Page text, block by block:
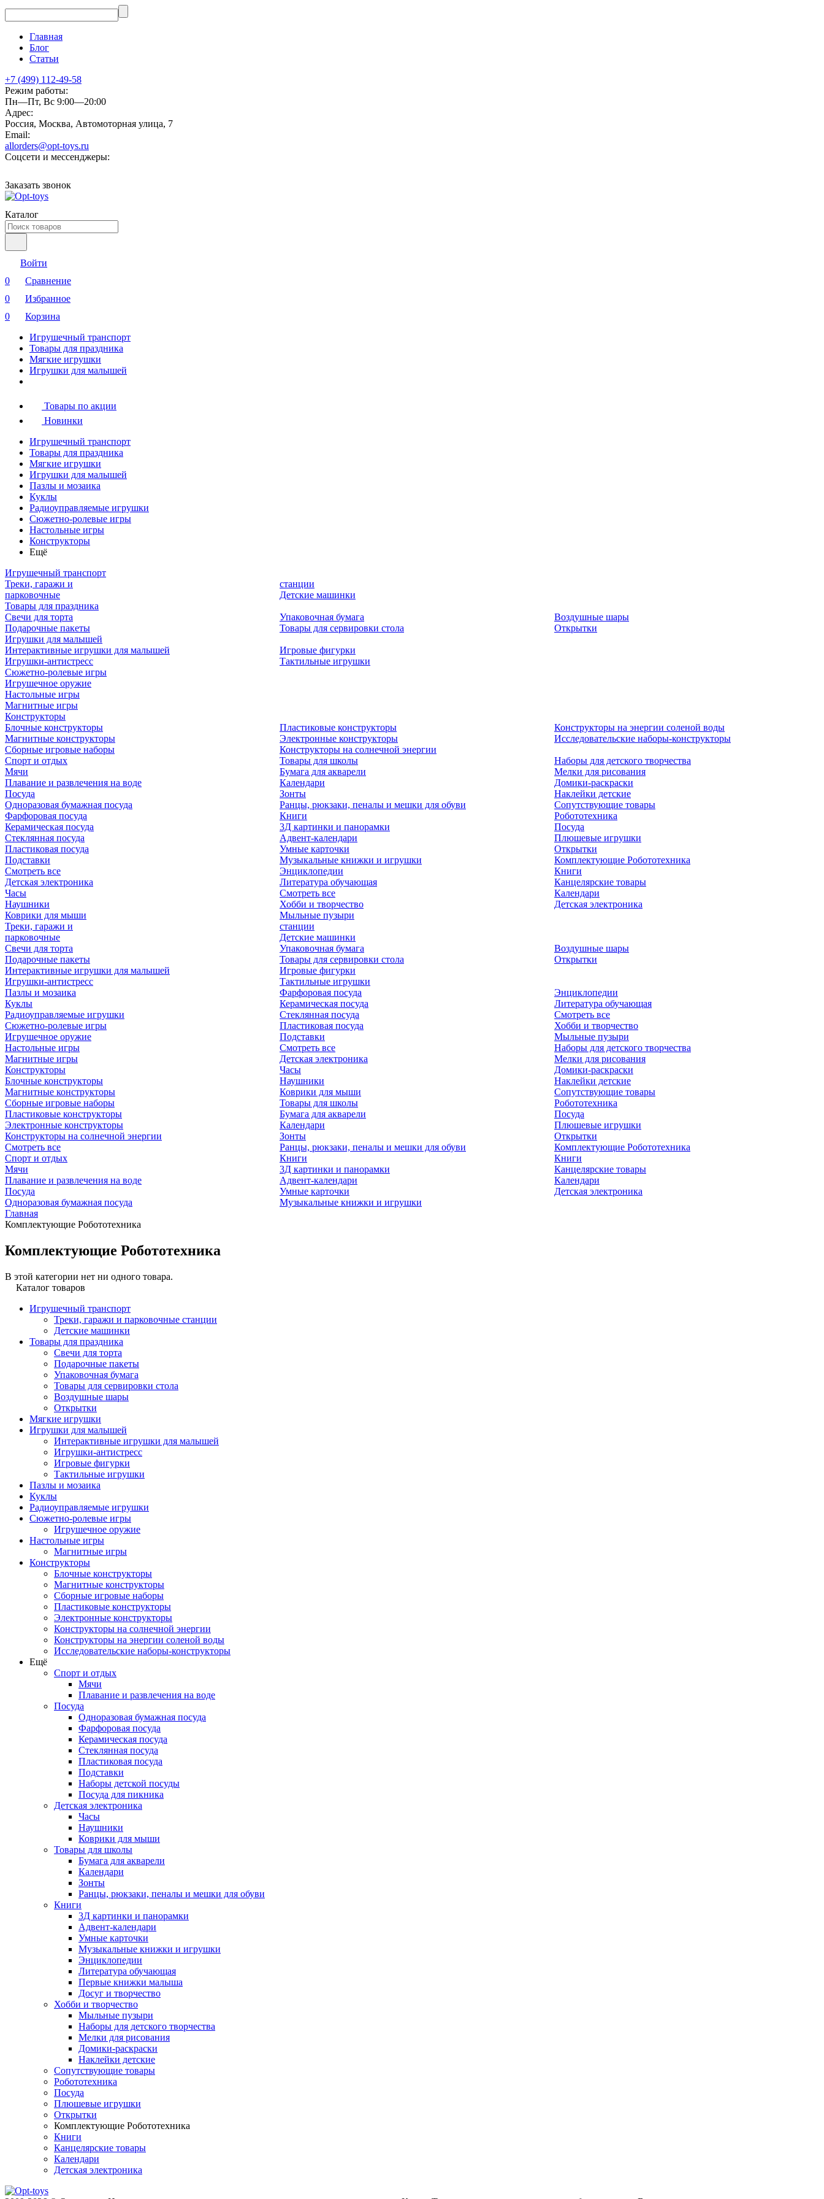
Главная
Блог
Статьи
+7 (499) 112-49-58
Режим работы:
Пн—Пт, Вс 9:00—20:00
Адрес:
Россия, Москва, Автомоторная улица, 7
Email:
allorders@opt-toys.ru
Соцсети и мессенджеры:
Заказать звонок
Каталог
Войти
0
Сравнение
0
Избранное
0
Корзина
Игрушечный транспорт
Товары для праздника
Мягкие игрушки
Игрушки для малышей
Товары по акции
Новинки
Игрушечный транспорт
Товары для праздника
Мягкие игрушки
Игрушки для малышей
Пазлы и мозаика
Куклы
Радиоуправляемые игрушки
Сюжетно-ролевые игры
Настольные игры
Конструкторы
Ещё
Игрушечный транспорт
Треки, гаражи и
парковочные
станции
Детские машинки
Товары для праздника
Свечи для торта
Подарочные пакеты
Упаковочная бумага
Товары для сервировки стола
Воздушные шары
Открытки
Игрушки для малышей
Интерактивные игрушки для малышей
Игрушки-антистресс
Игровые фигурки
Тактильные игрушки
Сюжетно-ролевые игры
Игрушечное оружие
Настольные игры
Магнитные игры
Конструкторы
Блочные конструкторы
Магнитные конструкторы
Сборные игровые наборы
Пластиковые конструкторы
Электронные конструкторы
Конструкторы на солнечной энергии
Конструкторы на энергии соленой воды
Исследовательские наборы-конструкторы
Спорт и отдых
Мячи
Плавание и развлечения на воде
Посуда
Одноразовая бумажная посуда
Фарфоровая посуда
Керамическая посуда
Стеклянная посуда
Пластиковая посуда
Подставки
Смотреть все
Детская электроника
Часы
Наушники
Коврики для мыши
Товары для школы
Бумага для акварели
Календари
Зонты
Ранцы, рюкзаки, пеналы и мешки для обуви
Книги
3Д картинки и панорамки
Адвент-календари
Умные карточки
Музыкальные книжки и игрушки
Энциклопедии
Литература обучающая
Смотреть все
Хобби и творчество
Мыльные пузыри
Наборы для детского творчества
Мелки для рисования
Домики-раскраски
Наклейки детские
Сопутствующие товары
Робототехника
Посуда
Плюшевые игрушки
Открытки
Комплектующие Робототехника
Книги
Канцелярские товары
Календари
Детская электроника
Треки, гаражи и
парковочные
станции
Детские машинки
Свечи для торта
Подарочные пакеты
Упаковочная бумага
Товары для сервировки стола
Воздушные шары
Открытки
Интерактивные игрушки для малышей
Игрушки-антистресс
Игровые фигурки
Тактильные игрушки
Пазлы и мозаика
Куклы
Радиоуправляемые игрушки
Сюжетно-ролевые игры
Игрушечное оружие
Настольные игры
Магнитные игры
Конструкторы
Блочные конструкторы
Магнитные конструкторы
Сборные игровые наборы
Пластиковые конструкторы
Электронные конструкторы
Конструкторы на солнечной энергии
Смотреть все
Спорт и отдых
Мячи
Плавание и развлечения на воде
Посуда
Одноразовая бумажная посуда
Фарфоровая посуда
Керамическая посуда
Стеклянная посуда
Пластиковая посуда
Подставки
Смотреть все
Детская электроника
Часы
Наушники
Коврики для мыши
Товары для школы
Бумага для акварели
Календари
Зонты
Ранцы, рюкзаки, пеналы и мешки для обуви
Книги
3Д картинки и панорамки
Адвент-календари
Умные карточки
Музыкальные книжки и игрушки
Энциклопедии
Литература обучающая
Смотреть все
Хобби и творчество
Мыльные пузыри
Наборы для детского творчества
Мелки для рисования
Домики-раскраски
Наклейки детские
Сопутствующие товары
Робототехника
Посуда
Плюшевые игрушки
Открытки
Комплектующие Робототехника
Книги
Канцелярские товары
Календари
Детская электроника
Главная
Комплектующие Робототехника
Комплектующие Робототехника
В этой категории нет ни одного товара.
Каталог товаров
Игрушечный транспорт
Треки, гаражи и парковочные станции
Детские машинки
Товары для праздника
Свечи для торта
Подарочные пакеты
Упаковочная бумага
Товары для сервировки стола
Воздушные шары
Открытки
Мягкие игрушки
Игрушки для малышей
Интерактивные игрушки для малышей
Игрушки-антистресс
Игровые фигурки
Тактильные игрушки
Пазлы и мозаика
Куклы
Радиоуправляемые игрушки
Сюжетно-ролевые игры
Игрушечное оружие
Настольные игры
Магнитные игры
Конструкторы
Блочные конструкторы
Магнитные конструкторы
Сборные игровые наборы
Пластиковые конструкторы
Электронные конструкторы
Конструкторы на солнечной энергии
Конструкторы на энергии соленой воды
Исследовательские наборы-конструкторы
Ещё
Спорт и отдых
Мячи
Плавание и развлечения на воде
Посуда
Одноразовая бумажная посуда
Фарфоровая посуда
Керамическая посуда
Стеклянная посуда
Пластиковая посуда
Подставки
Наборы детской посуды
Посуда для пикника
Детская электроника
Часы
Наушники
Коврики для мыши
Товары для школы
Бумага для акварели
Календари
Зонты
Ранцы, рюкзаки, пеналы и мешки для обуви
Книги
3Д картинки и панорамки
Адвент-календари
Умные карточки
Музыкальные книжки и игрушки
Энциклопедии
Литература обучающая
Первые книжки малыша
Досуг и творчество
Хобби и творчество
Мыльные пузыри
Наборы для детского творчества
Мелки для рисования
Домики-раскраски
Наклейки детские
Сопутствующие товары
Робототехника
Посуда
Плюшевые игрушки
Открытки
Комплектующие Робототехника
Книги
Канцелярские товары
Календари
Детская электроника